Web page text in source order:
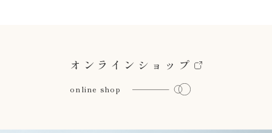
オンラインショップ
online shop